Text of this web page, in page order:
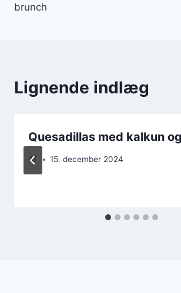
brunch
Lignende indlæg
Quesadillas med kalkun
Af 15. december 2024